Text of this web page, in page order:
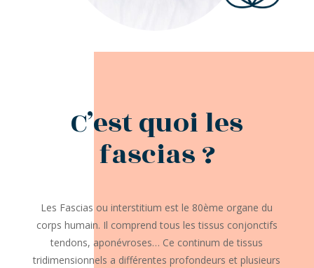
C’est quoi les
fascias ?
Les Fascias ou interstitium est le 80ème organe du
corps humain. Il comprend tous les tissus conjonctifs
tendons, aponévroses… Ce continum de tissus
tridimensionnels a différentes profondeurs et plusieurs